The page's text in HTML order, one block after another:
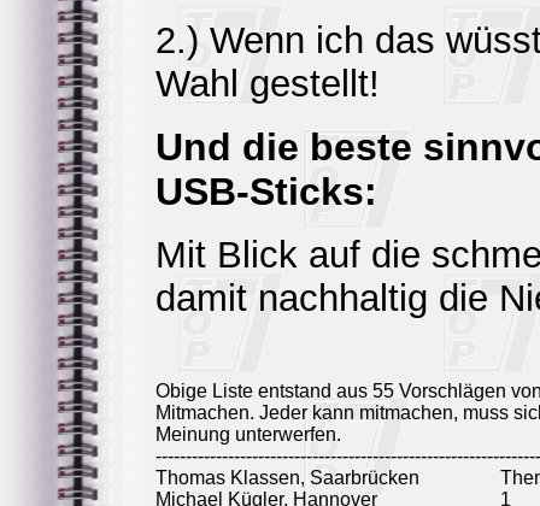
2.) Wenn ich das
Wahl gestellt!
Und die beste
USB-Sticks:
Mit Blick auf die
damit nachhaltig die
Obige Liste entstand aus 55 Vorschlägen
Mitmachen. Jeder kann mitmachen, muss
Meinung unterwerfen.
Thomas Klassen, Saarbrücken
Michael Kügler, Hannover
1